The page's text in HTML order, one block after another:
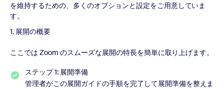
を維持するための、多くのオプションと設定をご用意していま
す。
1. 展開の概要
ここでは Zoom のスムーズな展開の特長を簡単に取り上げます。
ステップ 1: 展開準備
管理者がこの展開ガイドの手順を完了して展開準備を整えま